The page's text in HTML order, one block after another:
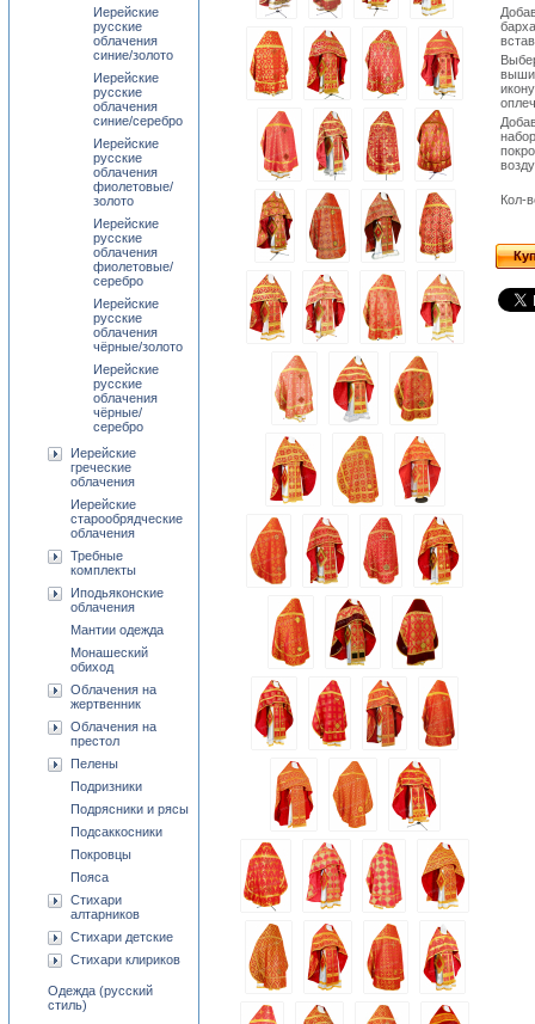
набор
Кол-
Иерейские
русские
облачения
синие/золото
Иерейские
русские
облачения
синие/серебро
Иерейские
русские
облачения
фиолетовые/
золото
Иерейские
русские
облачения
фиолетовые/
серебро
Иерейские
русские
облачения
чёрные/золото
Иерейские
русские
облачения
чёрные/
серебро
Иерейские
греческие
облачения
Иерейские
старообрядческие
облачения
Требные
комплекты
Иподьяконские
облачения
Мантии одежда
Монашеский
обиход
Облачения на
жертвенник
Облачения на
престол
Пелены
Подризники
Подрясники и рясы
Подсаккосники
Покровцы
Пояса
Стихари
алтарников
Стихари детские
Стихари клириков
Одежда (русский
стиль)